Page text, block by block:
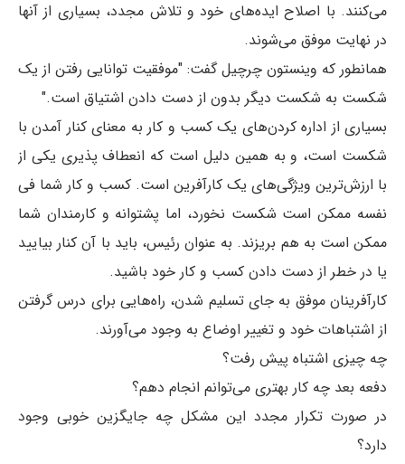
می‌کنند. با اصلاح ایده‌های خود و تلاش مجدد، بسیاری از آنها
در نهایت موفق می‌شوند.
همانطور که وینستون چرچیل گفت: "موفقیت توانایی رفتن از یک
شکست به شکست دیگر بدون از دست دادن اشتیاق است."
بسیاری از اداره کردن‌های یک کسب و کار به معنای کنار آمدن با
شکست است، و به همین دلیل است که انعطاف پذیری یکی از
با ارزش‌ترین ویژگی‌های یک کارآفرین است. کسب و کار شما فی
نفسه ممکن است شکست نخورد، اما پشتوانه و کارمندان شما
ممکن است به هم بریزند. به عنوان رئیس، باید با آن کنار بیایید
یا در خطر از دست دادن کسب و کار خود باشید.
کارآفرینان موفق به جای تسلیم شدن، راه‌هایی برای درس گرفتن
از اشتباهات خود و تغییر اوضاع به وجود می‌آورند.
چه چیزی اشتباه پیش رفت؟
دفعه بعد چه کار بهتری می‌توانم انجام دهم؟
در صورت تکرار مجدد این مشکل چه جایگزین خوبی وجود
دارد؟